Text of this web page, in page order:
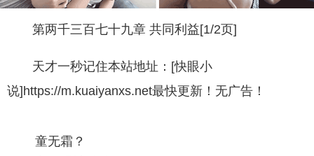
第两千三百七十九章 共同利益[1/2页]
天才一秒记住本站地址：[快眼小
说]https://m.kuaiyanxs.net最快更新！无广告！
童无霜？